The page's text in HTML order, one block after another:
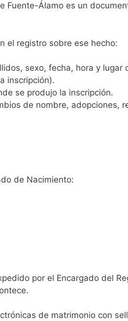
Fuente-Álamo es un
el registro sobre ese hecho:
sexo, fecha, hora y lugar
inscripción).
se produjo la inscripción.
de nombre, adopciones,
de Nacimiento:
por el Encargado del
de matrimonio con